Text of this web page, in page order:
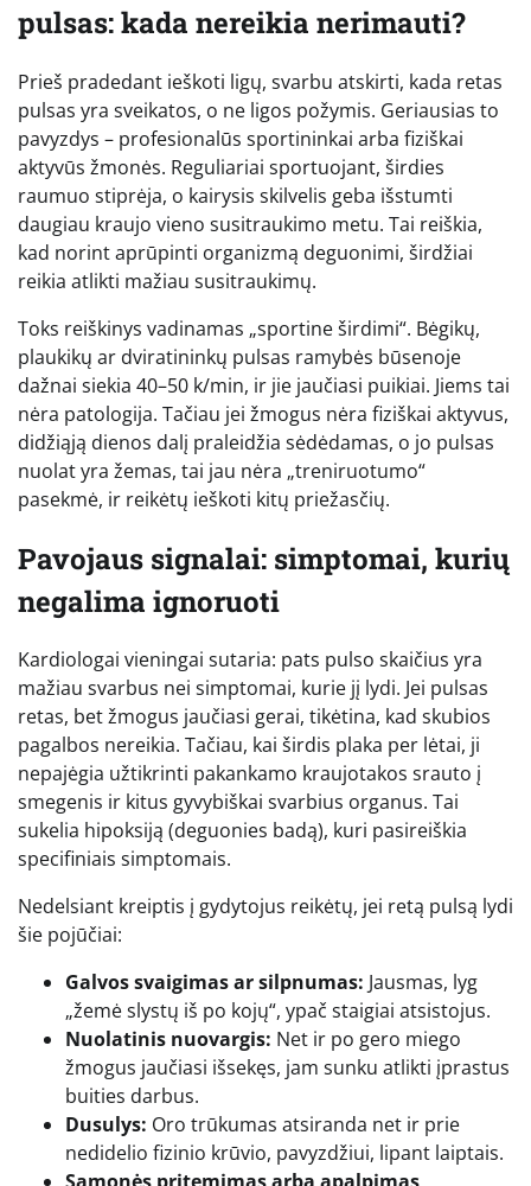
pulsas: kada nereikia nerimauti?
Prieš pradedant ieškoti ligų, svarbu atskirti, kada retas
pulsas yra sveikatos, o ne ligos požymis. Geriausias to
pavyzdys – profesionalūs sportininkai arba fiziškai
aktyvūs žmonės. Reguliariai sportuojant, širdies
raumuo stiprėja, o kairysis skilvelis geba išstumti
daugiau kraujo vieno susitraukimo metu. Tai reiškia,
kad norint aprūpinti organizmą deguonimi, širdžiai
reikia atlikti mažiau susitraukimų.
Toks reiškinys vadinamas „sportine širdimi“. Bėgikų,
plaukikų ar dviratininkų pulsas ramybės būsenoje
dažnai siekia 40–50 k/min, ir jie jaučiasi puikiai. Jiems tai
nėra patologija. Tačiau jei žmogus nėra fiziškai aktyvus,
didžiąją dienos dalį praleidžia sėdėdamas, o jo pulsas
nuolat yra žemas, tai jau nėra „treniruotumo“
pasekmė, ir reikėtų ieškoti kitų priežasčių.
Pavojaus signalai: simptomai, kurių
negalima ignoruoti
Kardiologai vieningai sutaria: pats pulso skaičius yra
mažiau svarbus nei simptomai, kurie jį lydi. Jei pulsas
retas, bet žmogus jaučiasi gerai, tikėtina, kad skubios
pagalbos nereikia. Tačiau, kai širdis plaka per lėtai, ji
nepajėgia užtikrinti pakankamo kraujotakos srauto į
smegenis ir kitus gyvybiškai svarbius organus. Tai
sukelia hipoksiją (deguonies badą), kuri pasireiškia
specifiniais simptomais.
Nedelsiant kreiptis į gydytojus reikėtų, jei retą pulsą lydi
šie pojūčiai:
Galvos svaigimas ar silpnumas: Jausmas, lyg
„žemė slystų iš po kojų“, ypač staigiai atsistojus.
Nuolatinis nuovargis: Net ir po gero miego
žmogus jaučiasi išsekęs, jam sunku atlikti įprastus
buities darbus.
Dusulys: Oro trūkumas atsiranda net ir prie
nedidelio fizinio krūvio, pavyzdžiui, lipant laiptais.